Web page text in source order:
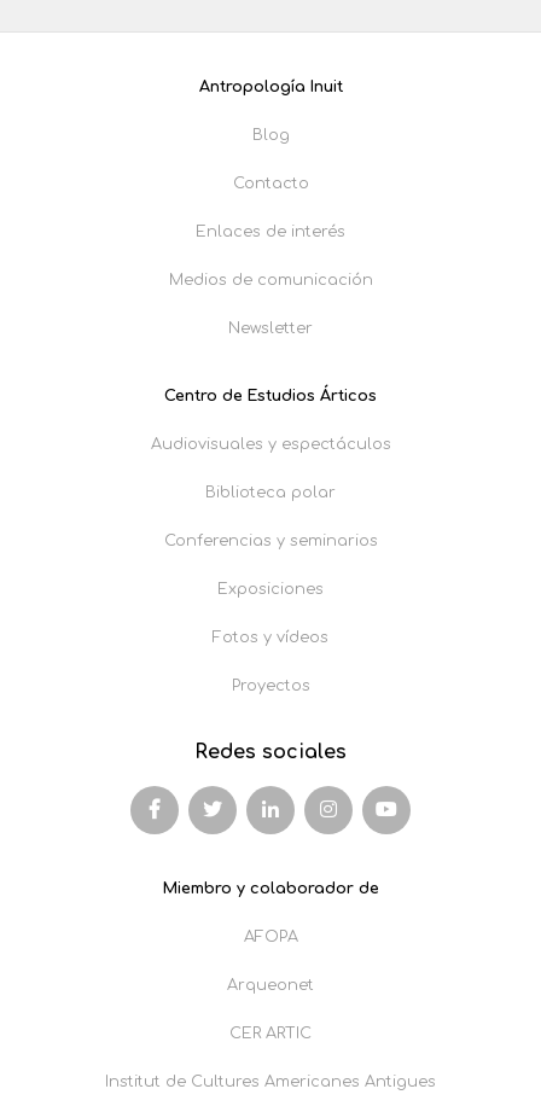
Antropología Inuit
Blog
Contacto
Enlaces de interés
Medios de comunicación
Newsletter
Centro de Estudios Árticos
Audiovisuales y espectáculos
Biblioteca polar
Conferencias y seminarios
Exposiciones
Fotos y vídeos
Proyectos
Redes sociales
Miembro y colaborador de
AFOPA
Arqueonet
CER ARTIC
Institut de Cultures Americanes Antigues